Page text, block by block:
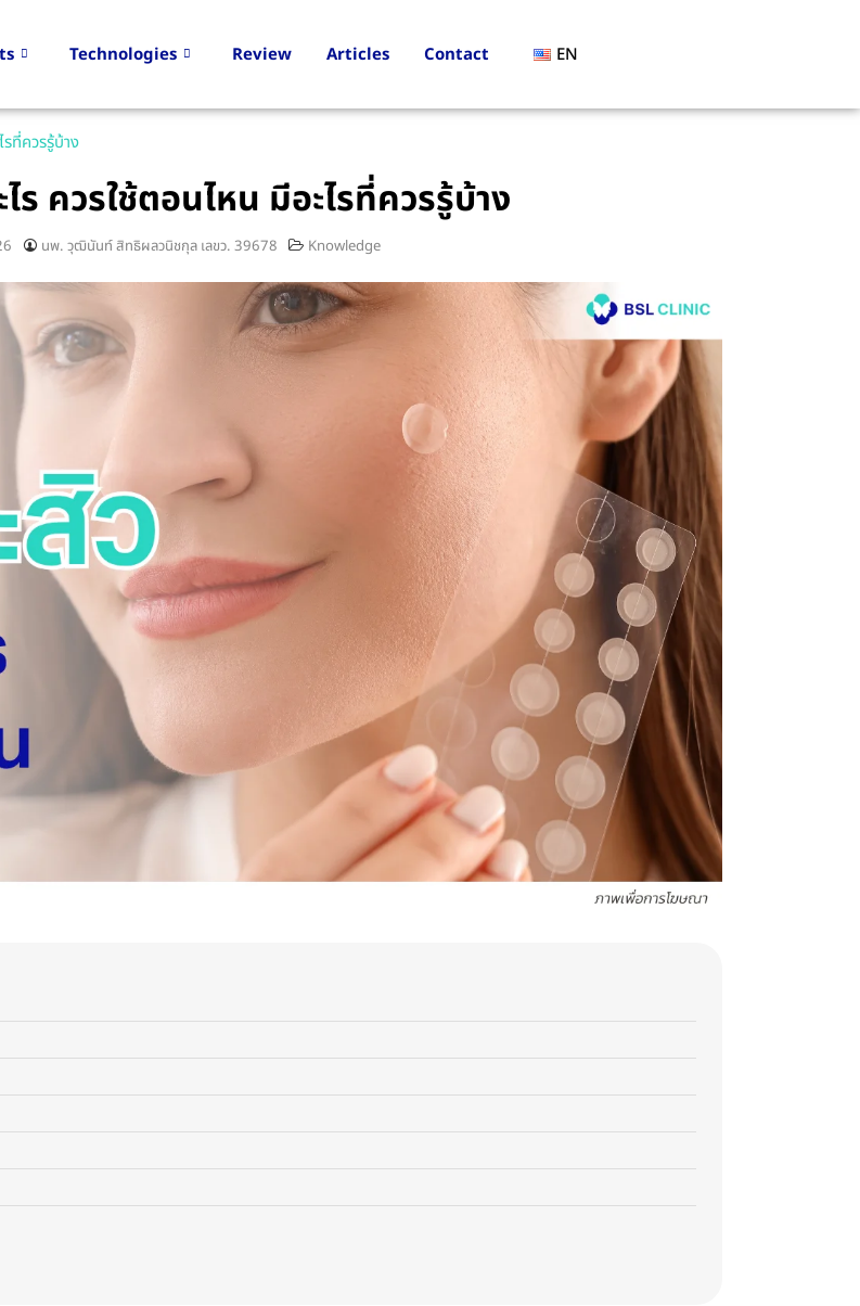
Technologies Review Articles Contact EN
ที่ควรรู้บ้าง
ร ควรใช้ตอนไหน มีอะไรที่ควรรู้บ้าง
นพ. วุฒินันท์ สิทธิผลวนิชกุล เลขว. 39678 Knowledge